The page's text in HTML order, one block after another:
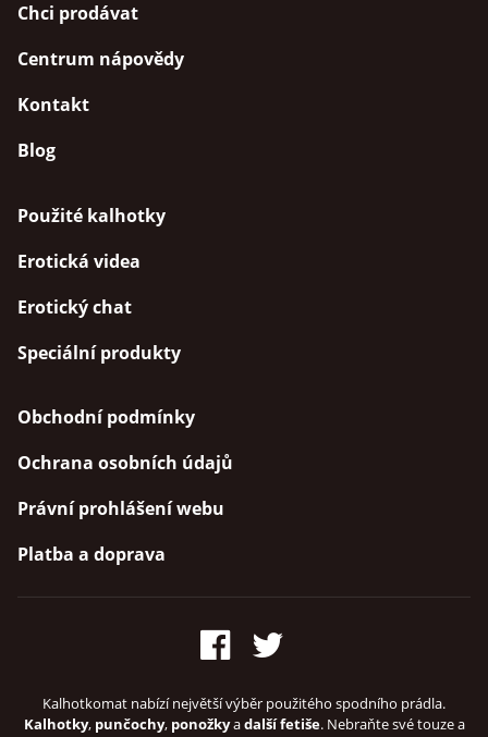
Chci prodávat
Centrum nápovědy
Kontakt
Blog
Použité kalhotky
Erotická videa
Erotický chat
Speciální produkty
Obchodní podmínky
Ochrana osobních údajů
Právní prohlášení webu
Platba a doprava
Kalhotkomat nabízí největší výběr použitého spodního prádla.
Kalhotky, punčochy, ponožkyadalší fetiše. Nebraňte své touze a